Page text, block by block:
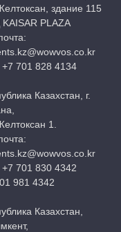
здание 115
PLAZA
701 828 4134
Казахстан, г.
1.
701 830 4342
981 4342
Казахстан,